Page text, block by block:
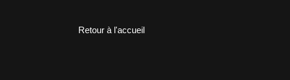
Retour à l'accueil